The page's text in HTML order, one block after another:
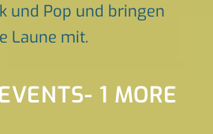
und Pop und bringen
Laune mit.
1 MORE